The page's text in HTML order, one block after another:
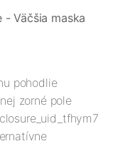
Väčšia maska
pohodlie
zorné pole